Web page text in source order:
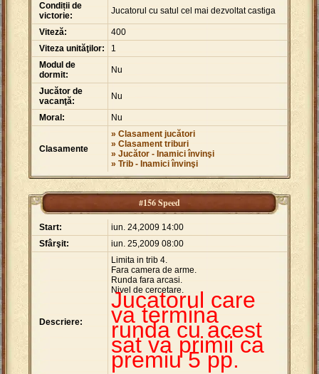
Condiții de
victorie:
Jucatorul cu satul cel mai dezvoltat castiga
Viteză:
400
Viteza unităţilor:
1
Modul de
dormit:
Nu
Jucător de
vacanţă:
Nu
Moral: Nu
Clasamente
» Clasament jucători
» Clasament triburi
» Jucător - Inamici învinşi
» Trib - Inamici învinşi
#156 Speed
Start:
iun. 24,2009 14:00
Sfârşit:
iun. 25,2009 08:00
Descriere:
Limita in trib 4.
Fara camera de arme.
Runda fara arcasi.
Nivel de cercetare.
Jucatorul care
va termina
runda cu acest
sat va primii ca
premiu 5 pp.